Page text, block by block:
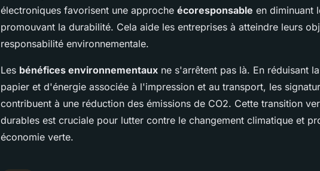
électroniques favorisent une approche écoresponsable en diminuant
promouvant la durabilité. Cela aide les entreprises à atteindre leurs
responsabilité environnementale.
Les bénéfices environnementaux ne s'arrêtent pas là. En réduisant
papier et d'énergie associée à l'impression et au transport, les
contribuent à une réduction des émissions de CO2. Cette transition
durables est cruciale pour lutter contre le changement climatique et
économie verte.